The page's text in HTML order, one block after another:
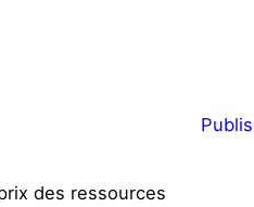
des ressources